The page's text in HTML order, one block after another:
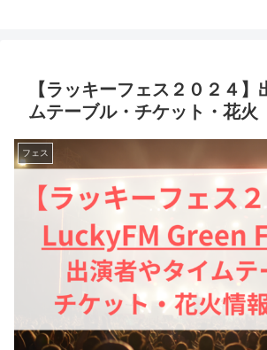
【ラッキーフェス２０２４】
ムテーブル・チケット・花火
フェス